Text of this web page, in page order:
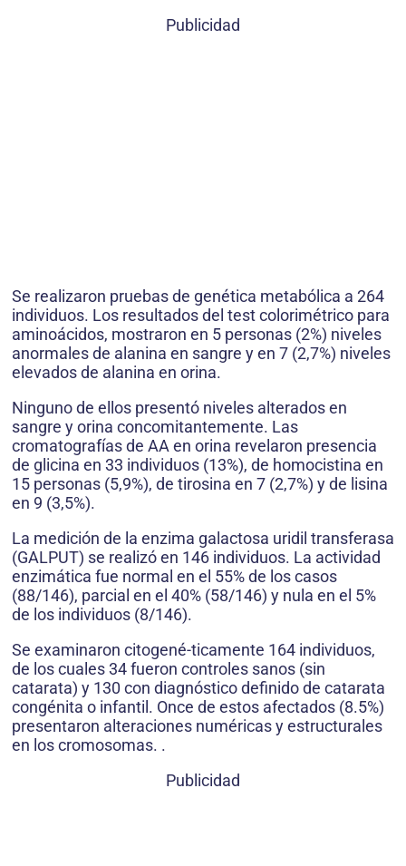
Publicidad
Se realizaron pruebas de genética metabólica a 264
individuos. Los resultados del test colorimétrico para
aminoácidos, mostraron en 5 personas (2%) niveles
anormales de alanina en sangre y en 7 (2,7%) niveles
elevados de alanina en orina.
Ninguno de ellos presentó niveles alterados en
sangre y orina concomitantemente. Las
cromatografías de AA en orina revelaron presencia
de glicina en 33 individuos (13%), de homocistina en
15 personas (5,9%), de tirosina en 7 (2,7%) y de lisina
en 9 (3,5%).
La medición de la enzima galactosa uridil transferasa
(GALPUT) se realizó en 146 individuos. La actividad
enzimática fue normal en el 55% de los casos
(88/146), parcial en el 40% (58/146) y nula en el 5%
de los individuos (8/146).
Se examinaron citogené-ticamente 164 individuos,
de los cuales 34 fueron controles sanos (sin
catarata) y 130 con diagnóstico definido de catarata
congénita o infantil. Once de estos afectados (8.5%)
presentaron alteraciones numéricas y estructurales
en los cromosomas. .
Publicidad